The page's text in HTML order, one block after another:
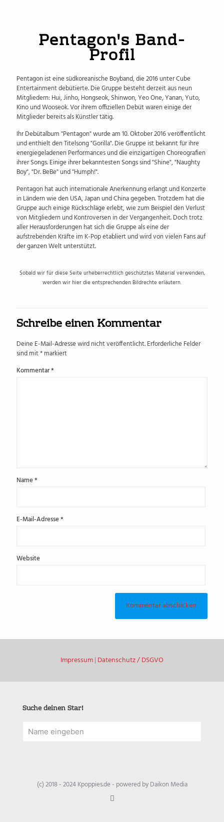
Pentagon's Band-
Profil
Pentagon ist eine südkoreanische Boyband, die 2016 unter Cube
Entertainment debütierte. Die Gruppe besteht derzeit aus neun
Mitgliedern: Hui, Jinho, Hongseok, Shinwon, Yeo One, Yanan, Yuto,
Kino und Wooseok. Vor ihrem offiziellen Debüt waren einige der
Mitglieder bereits als Künstler tätig.
Ihr Debütalbum "Pentagon" wurde am 10. Oktober 2016 veröffentlicht
und enthielt den Titelsong "Gorilla". Die Gruppe ist bekannt für ihre
energiegeladenen Performances und die einzigartigen Choreografien
ihrer Songs. Einige ihrer bekanntesten Songs sind "Shine", "Naughty
Boy", "Dr. BeBe" und "Humph!".
Pentagon hat auch internationale Anerkennung erlangt und Konzerte
in Ländern wie den USA, Japan und China gegeben. Trotzdem hat die
Gruppe auch einige Rückschläge erlebt, wie zum Beispiel den Verlust
von Mitgliedern und Kontroversen in der Vergangenheit. Doch trotz
aller Herausforderungen hat sich die Gruppe als eine der
aufstrebenden Kräfte im K-Pop etabliert und wird von vielen Fans auf
der ganzen Welt unterstützt.
Sobald wir für diese Seite urheberrechtlich geschütztes Material verwenden,
werden wir hier die entsprechenden Bildrechte erläutern.
Schreibe einen Kommentar
Deine E-Mail-Adresse wird nicht veröffentlicht.Erforderliche Felder
sind mit*markiert
Kommentar*
Name*
E-Mail-Adresse*
Website
Impressum| Datenschutz / DSGVO
Suche deinen Star!
(c) 2018 - 2024 Kpoppies.de - powered by Daikon Media